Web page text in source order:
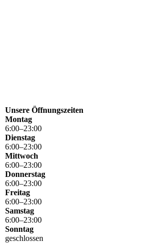
Unsere Öffnungszeiten
Montag
6:00–23:00
Dienstag
6:00–23:00
Mittwoch
6:00–23:00
Donnerstag
6:00–23:00
Freitag
6:00–23:00
Samstag
6:00–23:00
Sonntag
geschlossen